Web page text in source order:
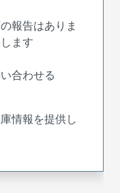
報告はありま
ます
合わせる
情報を提供し